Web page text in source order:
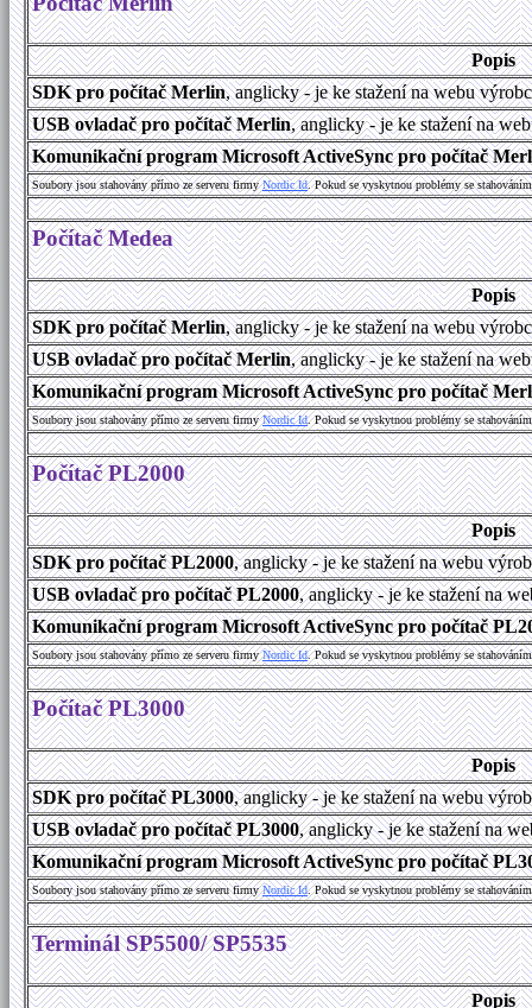
Popis
SDK pro počítač Merlin, anglicky - je ke stažení na webu
USB ovladač pro počítač Merlin, anglicky - je ke stažení na
Komunikační program Microsoft ActiveSync pro počítač
Soubory jsou stahovány přímo ze serveru firmyNordic Id. Pokud se vyskytnou problémy se
Počítač Medea
Popis
SDK pro počítač Merlin, anglicky - je ke stažení na webu
USB ovladač pro počítač Merlin, anglicky - je ke stažení na
Komunikační program Microsoft ActiveSync pro počítač
Soubory jsou stahovány přímo ze serveru firmyNordic Id. Pokud se vyskytnou problémy se
Počítač PL2000
Popis
SDK pro počítač PL2000, anglicky - je ke stažení na webu
USB ovladač pro počítač PL2000, anglicky - je ke stažení na
Komunikační program Microsoft ActiveSync pro počítač
Soubory jsou stahovány přímo ze serveru firmyNordic Id. Pokud se vyskytnou problémy se
Počítač PL3000
Popis
SDK pro počítač PL3000, anglicky - je ke stažení na webu
USB ovladač pro počítač PL3000, anglicky - je ke stažení na
Komunikační program Microsoft ActiveSync pro počítač
Soubory jsou stahovány přímo ze serveru firmyNordic Id. Pokud se vyskytnou problémy se
Terminál SP5500/ SP5535
Popis